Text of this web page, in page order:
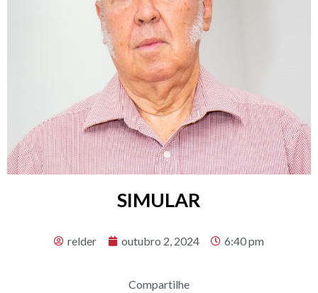
SIMULAR
relder outubro 2, 2024 6:40 pm
Compartilhe